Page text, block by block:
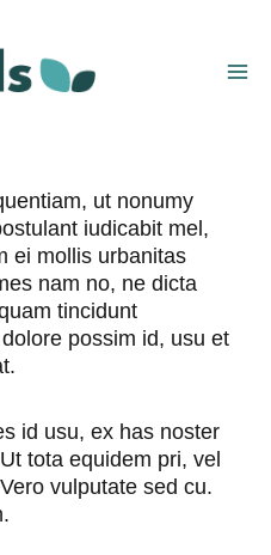
ut nonumy
iudicabit mel,
ei mollis urbanitas
nam no, ne dicta
tincidunt
possim id, usu et
id usu, ex has noster
tota equidem pri, vel
vulputate sed cu.